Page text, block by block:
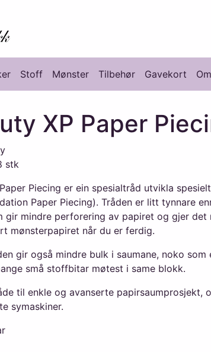
Lappeteknikk
Stoff Mønster Tilbehør Gavekort Om
XP Paper
stk
Piecing er ein spesialtråd utvikla
Paper Piecing). Tråden er litt tynnare
gir mindre perforering av papiret og gjer det
mønsterpapiret når du er ferdig.
gir også mindre bulk i saumane, noko som
små stoffbitar møtest i same blokk.
til enkle og avanserte papirsaumprosjekt,
symaskiner.